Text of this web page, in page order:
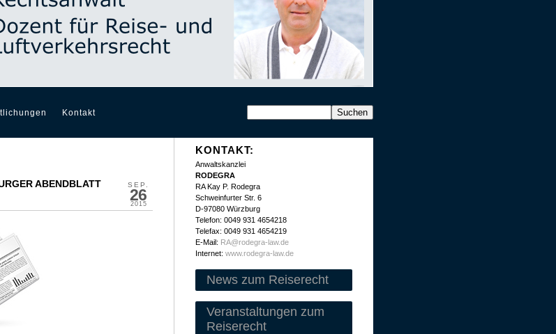
Kontakt
SEP.
26
2015
ABENDBLATT
KONTAKT:
Anwaltskanzlei
RODEGRA
RA Kay P. Rodegra
Schweinfurter Str. 6
D-97080 Würzburg
Telefon: 0049 931 4654218
Telefax: 0049 931 4654219
E-Mail: RA@rodegra-law.de
Internet: www.rodegra-law.de
News zum Reiserecht
Veranstaltungen zum
Reiserecht